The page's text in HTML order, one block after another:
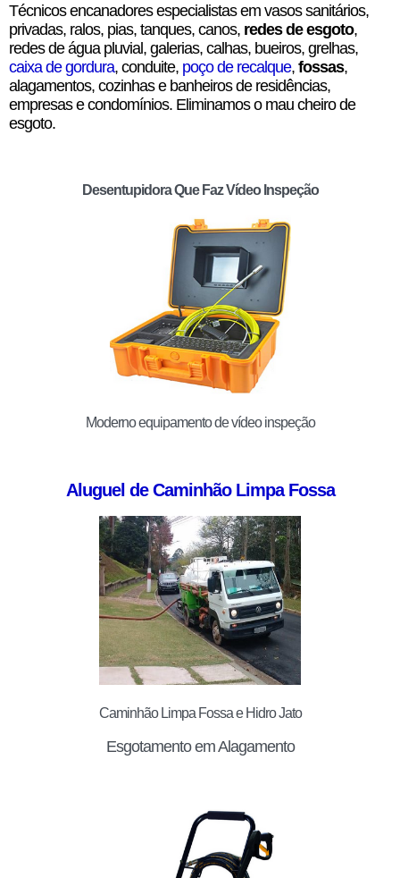
Técnicos encanadores especialistas em vasos sanitários,
privadas, ralos, pias, tanques, canos, redes de esgoto,
redes de água pluvial, galerias, calhas, bueiros, grelhas,
caixa de gordura, conduite, poço de recalque, fossas,
alagamentos, cozinhas e banheiros de residências,
empresas e condomínios. Eliminamos o mau cheiro de
esgoto.
Desentupidora Que Faz Vídeo Inspeção
Moderno equipamento de vídeo inspeção
Aluguel de Caminhão Limpa Fossa
Caminhão Limpa Fossa e Hidro Jato
Esgotamento em Alagamento